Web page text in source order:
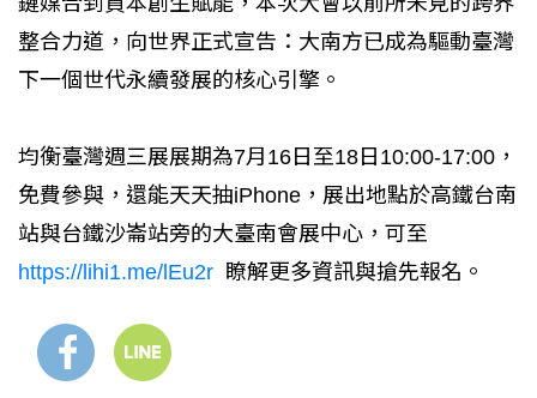
整合力道，向世界正式宣告：大南方已成為驅動臺灣
下一個世代永續發展的核心引擎。
均衡臺灣週三展展期為7月16日至18日10:00-17:00，
免費參與，還能天天抽iPhone，展出地點於高鐵台南
站與台鐵沙崙站旁的大臺南會展中心，可至
https://lihi1.me/lEu2r 瞭解更多資訊與搶先報名。